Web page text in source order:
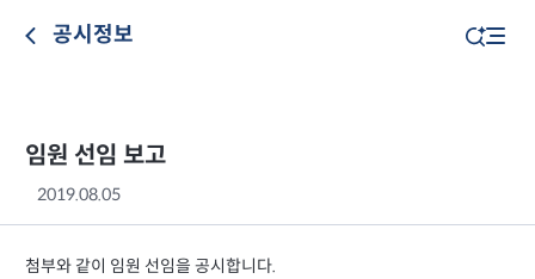
공시정보
임원 선임 보고
2019.08.05
첨부와 같이 임원 선임을 공시합니다.